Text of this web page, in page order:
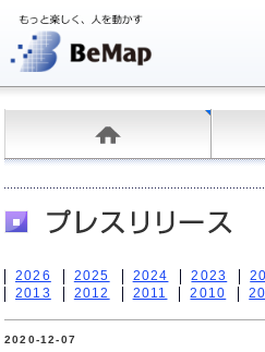
2026 2025 2024 2023
2013
2012 2011 2010
2020-12-07